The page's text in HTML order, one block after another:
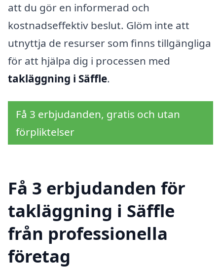
att du gör en informerad och
kostnadseffektiv beslut. Glöm inte att
utnyttja de resurser som finns tillgängliga
för att hjälpa dig i processen med
takläggning i Säffle.
Få 3 erbjudanden, gratis och utan
förpliktelser
Få 3 erbjudanden för
takläggning i Säffle
från professionella
företag